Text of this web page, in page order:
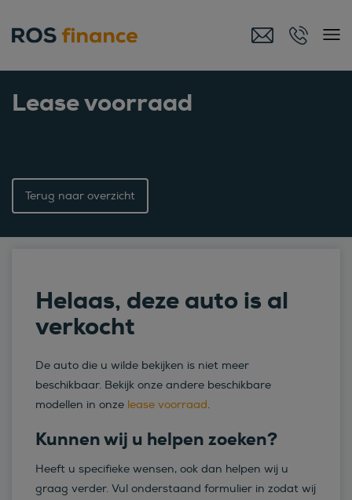
Lease voorraad
Terug naar overzicht
Helaas, deze auto is al
verkocht
De auto die u wilde bekijken is niet meer
beschikbaar. Bekijk onze andere beschikbare
modellen in onze lease voorraad.
Kunnen wij u helpen zoeken?
Heeft u specifieke wensen, ook dan helpen wij u
graag verder. Vul onderstaand formulier in zodat wij